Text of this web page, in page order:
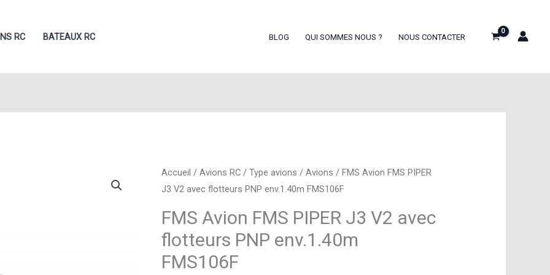
RC BATEAUX RC BLOG QUI SOMMES NOUS ? NOUS CONTACTER
Accueil /Avions RC /Type avions /Avions / FMS Avion FMS PIPER
J3 V2 avec flotteurs PNP env.1.40m FMS106F
FMS Avion FMS PIPER J3 V2 avec
flotteurs PNP env.1.40m
FMS106F